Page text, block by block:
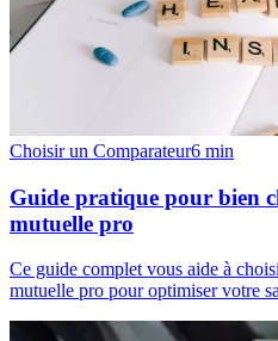
Choisir un Comparateur6 min
Guide pratique pour bien
mutuelle pro
Ce guide complet vous aide à
mutuelle pro pour optimiser votre